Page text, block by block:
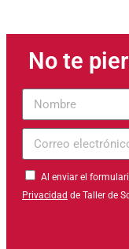
No te
Nombre
Correo
Al enviar el
Privacidad de Taller de